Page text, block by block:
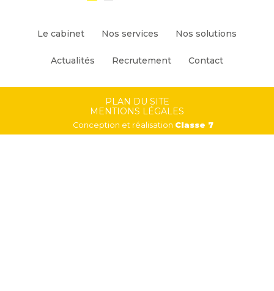
FooterLe cabinet Nos services Nos solutions
Actualités Recrutement Contact
PLAN DU SITE
MENTIONS LÉGALES
Conception et réalisation Classe 7